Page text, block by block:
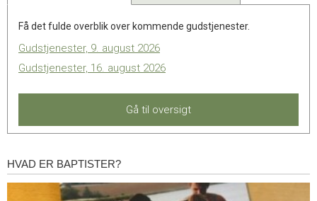
Få det fulde overblik over kommende gudstjenester.
Gudstjenester, 9. august 2026
Gudstjenester, 16. august 2026
Gå til oversigt
Hvad
er
HVAD ER BAPTISTER?